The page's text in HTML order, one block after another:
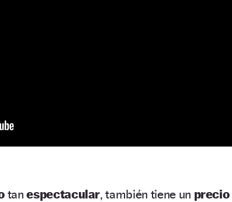
tanespectacular, también tiene un precio